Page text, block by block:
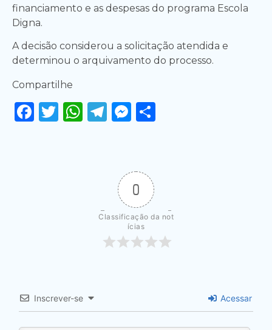
financiamento e as despesas do programa Escola
Digna.
A decisão considerou a solicitação atendida e
determinou o arquivamento do processo.
Compartilhe
Facebook
Twitter
WhatsApp
Telegram
Messenger
0
Classificação da not
ícias
Inscrever-se Acessar